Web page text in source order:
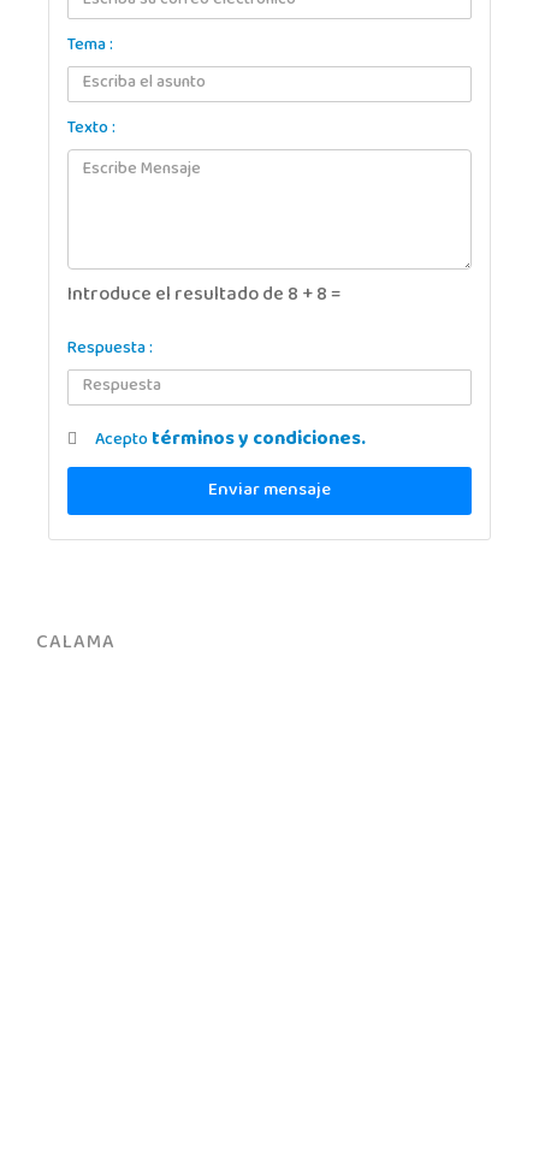
Tema :
Texto :
Introduce el resultado de 8 + 8 =
Respuesta :
Aceptotérminos y condiciones.
Enviar mensaje
CALAMA